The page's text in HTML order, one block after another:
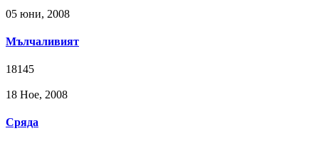
05 юни, 2008
Мълчаливият
18145
18 Ное, 2008
Сряда